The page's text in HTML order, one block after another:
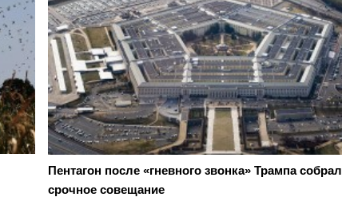
Пентагон после «гневного звонка» Трампа собрал
срочное совещание